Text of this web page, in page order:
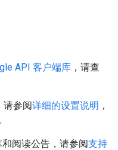
API 客户端库 ，请查
请参阅详细的设置说明 ，
阅读公告，请参阅支持